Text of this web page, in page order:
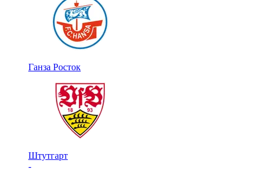
Ганза Росток
Штутгарт
-